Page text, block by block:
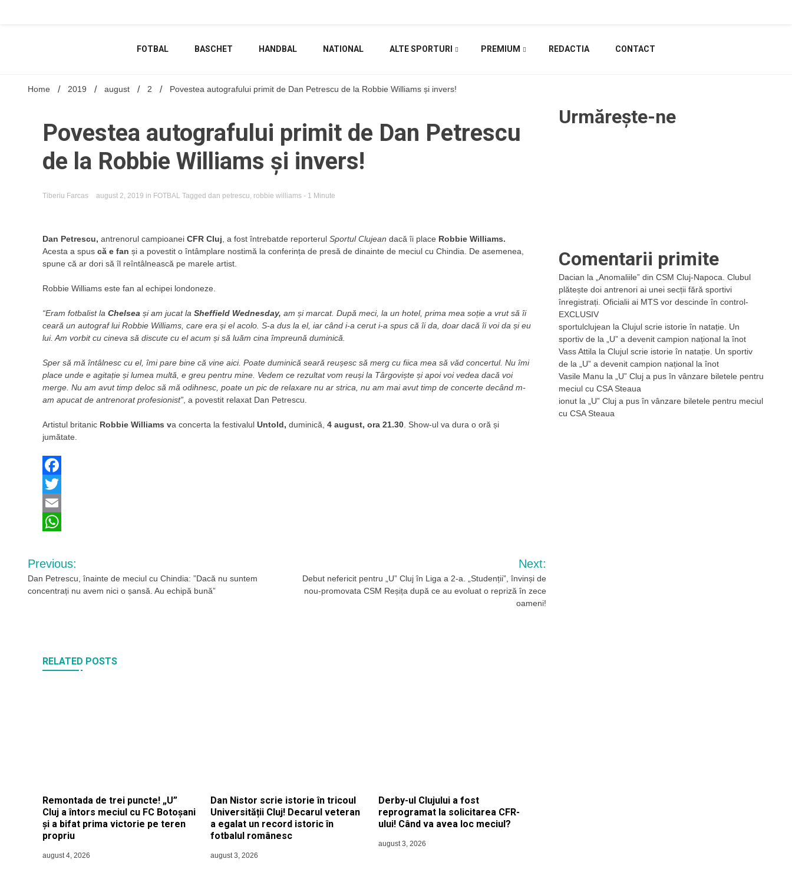
FOTBAL
BASCHET HANDBAL NATIONAL ALTE SPORTURI PREMIUM REDACTIA CONTACT
Home 2019 august 2 Povestea autografului primit de Dan Petrescu de la Robbie Williams și invers!
Povestea autografului primit de Dan Petrescu
de la Robbie Williams și invers!
Tiberiu Farcas august 2, 2019 in FOTBAL Tagged dan petrescu, robbie williams - 1 Minute
Dan Petrescu, antrenorul campioanei CFR Cluj , a fost întrebatde reporterul Sportul Clujean dacă îi place Robbie Williams.
Acesta a spus că e fan și a povestit o întâmplare nostimă la conferința de presă de dinainte de meciul cu Chindia. De asemenea,
spune că ar dori să îl reîntâlnească pe marele artist.
Robbie Williams este fan al echipei londoneze.
“Eram fotbalist la Chelsea și am jucat la Sheffield Wednesday, am și marcat. După meci, la un hotel, prima mea soție a vrut să îi
ceară un autograf lui Robbie Williams, care era și el acolo. S-a dus la el, iar când i-a cerut i-a spus că îi da, doar dacă îi voi da și eu
lui. Am vorbit cu cineva să discute cu el acum și să luăm cina împreună duminică.
Sper să mă întâlnesc cu el, îmi pare bine că vine aici. Poate duminică seară reușesc să merg cu fiica mea să văd concertul. Nu îmi
place unde e agitație și lumea multă, e greu pentru mine. Vedem ce rezultat vom reuși la Târgoviște și apoi voi vedea dacă voi
merge. Nu am avut timp deloc să mă odihnesc, poate un pic de relaxare nu ar strica, nu am mai avut timp de concerte decând m-
am apucat de antrenorat profesionist” , a povestit relaxat Dan Petrescu.
Artistul britanic Robbie Williams va concerta la festivalul Untold, duminică, 4 august, ora 21.30 . Show-ul va dura o oră și
jumătate.
Facebook
Twitter
Email
Navigare
în
Previous:
Dan Petrescu, înainte de meciul cu Chindia: ”Dacă nu suntem
concentrați nu avem nici o șansă. Au echipă bună”
Next:
Debut nefericit pentru „U” Cluj în Liga a 2-a. „Studenții”, învinși de
nou-promovata CSM Reșița după ce au evoluat o repriză în zece
oameni!
RELATED POSTS
Remontada de trei puncte! „U”
Cluj a întors meciul cu FC Botoșani
și a bifat prima victorie pe teren
propriu
august 4, 2026
Dan Nistor scrie istorie în tricoul
Universității Cluj! Decarul veteran
a egalat un record istoric în
fotbalul românesc
august 3, 2026
Derby-ul Clujului a fost
reprogramat la solicitarea CFR-
ului! Când va avea loc meciul?
august 3, 2026
Urmărește-ne
Comentarii primite
Dacian la
„Anomaliile” din CSM Cluj-Napoca. Clubul
plătește doi antrenori ai unei secții fără sportivi
înregistrați. Oficialii ai MTS vor descinde în control-
EXCLUSIV
sportulclujean la Clujul scrie istorie în natație. Un
sportiv de la „U” a devenit campion național la înot
Vass Attila la Clujul scrie istorie în natație. Un sportiv
de la „U” a devenit campion național la înot
Vasile Manu la
„U” Cluj a pus în vânzare biletele pentru
meciul cu CSA Steaua
ionut la
„U” Cluj a pus în vânzare biletele pentru meciul
cu CSA Steaua